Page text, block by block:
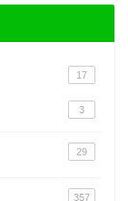
17
3
29
357